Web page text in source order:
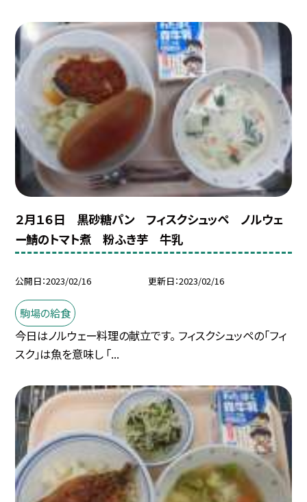
２月１６日 黒砂糖パン フィスクシュッペ ノルウェ
ー鯖のトマト煮 粉ふき芋 牛乳
公開日 2023/02/16 更新日 2023/02/16
駒場の給食
今日はノルウェー料理の献立です。 フィスクシュッペの「フィ
スク」は魚を意味し 「...